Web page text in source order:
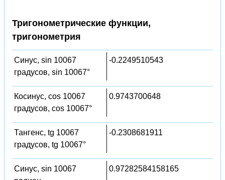
Тригонометрические функции,
тригонометрия
Синус, sin 10067
градусов, sin 10067°
-0.2249510543
Косинус, cos 10067
градусов, cos 10067°
0.9743700648
Тангенс, tg 10067
градусов, tg 10067°
-0.2308681911
Синус, sin 10067
0.97282584158165